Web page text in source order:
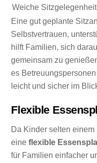
Weiche
Eine gut geplante
Selbstvertrauen,
hilft Familien, sich
gemeinsam zu
es
leicht und sicher im
Flexible
Da Kinder selten
eineflexible
für Familien einfacher